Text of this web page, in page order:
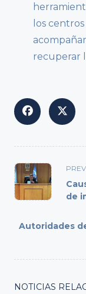
los
recuperar
<span
class="nav-
subtitle
reader-
de
Autoridades
NOTICIAS